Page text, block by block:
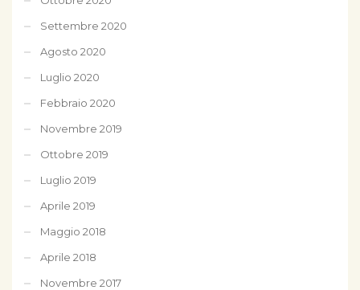
Settembre 2020
Agosto 2020
Luglio 2020
Febbraio 2020
Novembre 2019
Ottobre 2019
Luglio 2019
Aprile 2019
Maggio 2018
Aprile 2018
Novembre 2017